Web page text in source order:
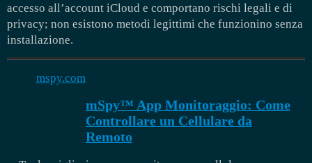
accesso all’account iCloud e comportano rischi legali e di
privacy; non esistono metodi legittimi che funzionino senza
installazione.
mspy.com
mSpy™ App Monitoraggio: Come
Controllare un Cellulare da
Remoto